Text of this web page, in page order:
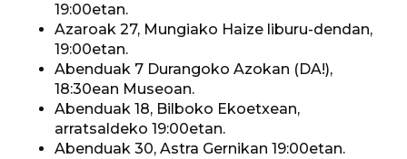
19:00etan.
Azaroak 27, Mungiako Haize liburu-dendan,
19:00etan.
Abenduak 7 Durangoko Azokan (DA!),
18:30ean Museoan.
Abenduak 18, Bilboko Ekoetxean,
arratsaldeko 19:00etan.
Abenduak 30, Astra Gernikan 19:00etan.